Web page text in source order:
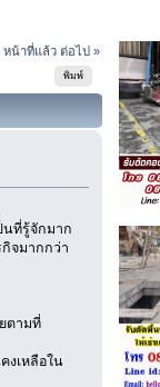
หน้าที่แล้ว ต่อไป »
พิมพ์
นที่รู้จักมาก
จมากกว่า
ตามที่
งเหลือใน